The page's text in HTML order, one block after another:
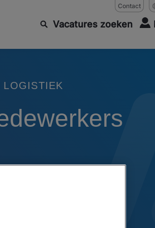
Contact
Vacatures zoeken
LOGISTIEK